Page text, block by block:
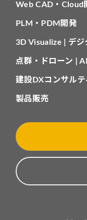
Web CAD・Cloud
PLM・PDM開発
3D Visualize | デジ
点群・ドローン |
建設DXコンサルテ
製品販売